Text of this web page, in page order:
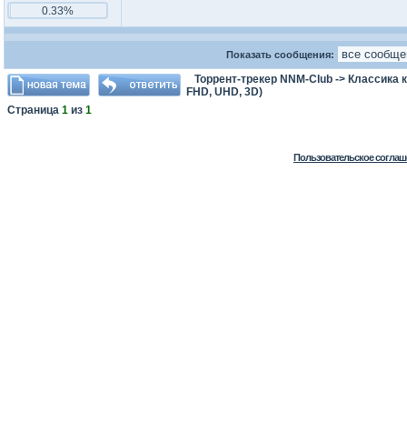
0.33%
Показать сообщения:
Торрент-трекер NNM-Club -> Классика
FHD, UHD, 3D)
Страница 1 из 1
Пользовательское